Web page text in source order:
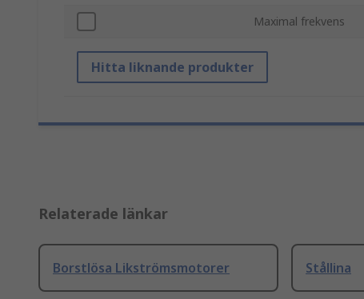
Maximal frekvens
Hitta liknande produkter
Relaterade länkar
Borstlösa Likströmsmotorer Stållina